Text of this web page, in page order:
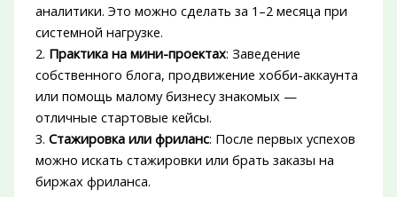
аналитики. Это можно сделать за 1–2 месяца при
системной нагрузке.
2. Практика на мини-проектах: Заведение
собственного блога, продвижение хобби-аккаунта
или помощь малому бизнесу знакомых —
отличные стартовые кейсы.
3. Стажировка или фриланс: После первых успехов
можно искать стажировки или брать заказы на
биржах фриланса.